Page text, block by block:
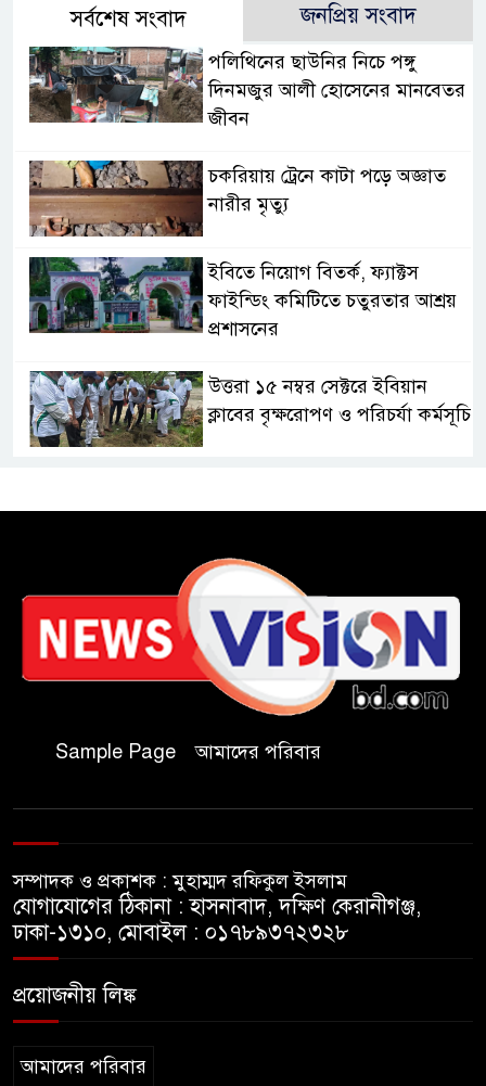
সর্বশেষ সংবাদ জনপ্রিয় সংবাদ
পলিথিনের ছাউনির নিচে পঙ্গু
দিনমজুর আলী হোসেনের মানবেতর
জীবন
চকরিয়ায় ট্রেনে কাটা পড়ে অজ্ঞাত
নারীর মৃত্যু
ইবিতে নিয়োগ বিতর্ক, ফ্যাক্টস
ফাইন্ডিং কমিটিতে চতুরতার আশ্রয়
প্রশাসনের
উত্তরা ১৫ নম্বর সেক্টরে ইবিয়ান
ক্লাবের বৃক্ষরোপণ ও পরিচর্যা কর্মসূচি
জামায়াত
কাল মহেশখালী দিয়ে শুরু
প্রধানমন্ত্রীর চট্টগ্রাম সফর
হল দখল করে অছাত্র ও সন্ত্রাসীদের
অভয়ারণ্য করা যাবে না-শিবির
মেসির বাবা না ফেরার দেশে
Sample Page আমাদের পরিবার
সম্পাদক ও প্রকাশক : মুহাম্মদ রফিকুল ইসলাম
যোগাযোগের ঠিকানা : হাসনাবাদ, দক্ষিণ কেরানীগঞ্জ,
ঢাকা-১৩১০, মোবাইল : ০১৭৮৯৩৭২৩২৮
প্রয়োজনীয় লিঙ্ক
আমাদের পরিবার